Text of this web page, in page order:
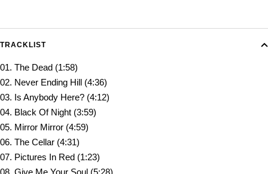
TRACKLIST
01. The Dead (1:58)
02. Never Ending Hill (4:36)
03. Is Anybody Here? (4:12)
04. Black Of Night (3:59)
05. Mirror Mirror (4:59)
06. The Cellar (4:31)
07. Pictures In Red (1:23)
08. Give Me Your Soul (5:28)